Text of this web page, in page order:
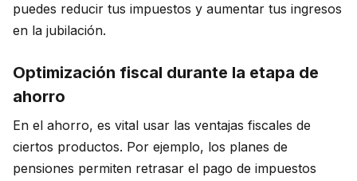
puedes reducir tus impuestos y aumentar tus ingresos
en la jubilación.
Optimización fiscal durante la etapa de
ahorro
En el ahorro, es vital usar las ventajas fiscales de
ciertos productos. Por ejemplo, los planes de
pensiones permiten retrasar el pago de impuestos